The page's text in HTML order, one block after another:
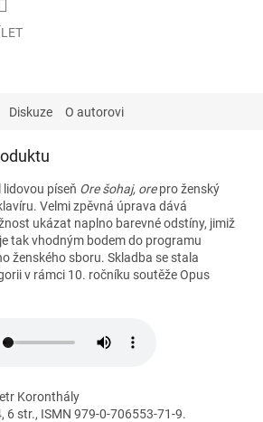
Diskuze O autorovi
píseň Ore šohaj, orepro ženský
Velmi zpěvná úprava dává
ukázat naplno barevné odstíny, jimiž
tak vhodným bodem do programu
ženského sboru. Skladba se stala
v rámci 10. ročníku soutěže Opus
Koronthály
6 str., ISMN 979-0-706553-71-9.